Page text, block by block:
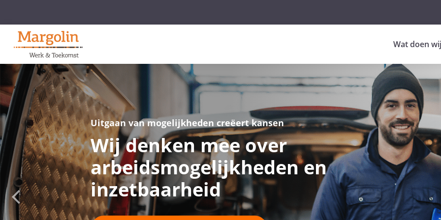
Wat doen wij
Uitgaan van mogelijkheden creëert kansen
Wij denken mee over
arbeidsmogelijkheden en
inzetbaarheid